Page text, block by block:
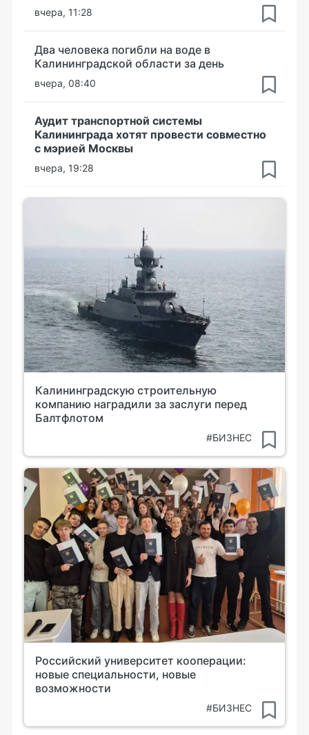
вчера, 11:28
Два человека погибли на воде в
Калининградской области за день
вчера, 08:40
Аудит транспортной системы
Калининграда хотят провести совместно
с мэрией Москвы
вчера, 19:28
Калининградскую строительную
компанию наградили за заслуги перед
Балтфлотом
#БИЗНЕС
Российский университет кооперации:
новые специальности, новые
возможности
#БИЗНЕС